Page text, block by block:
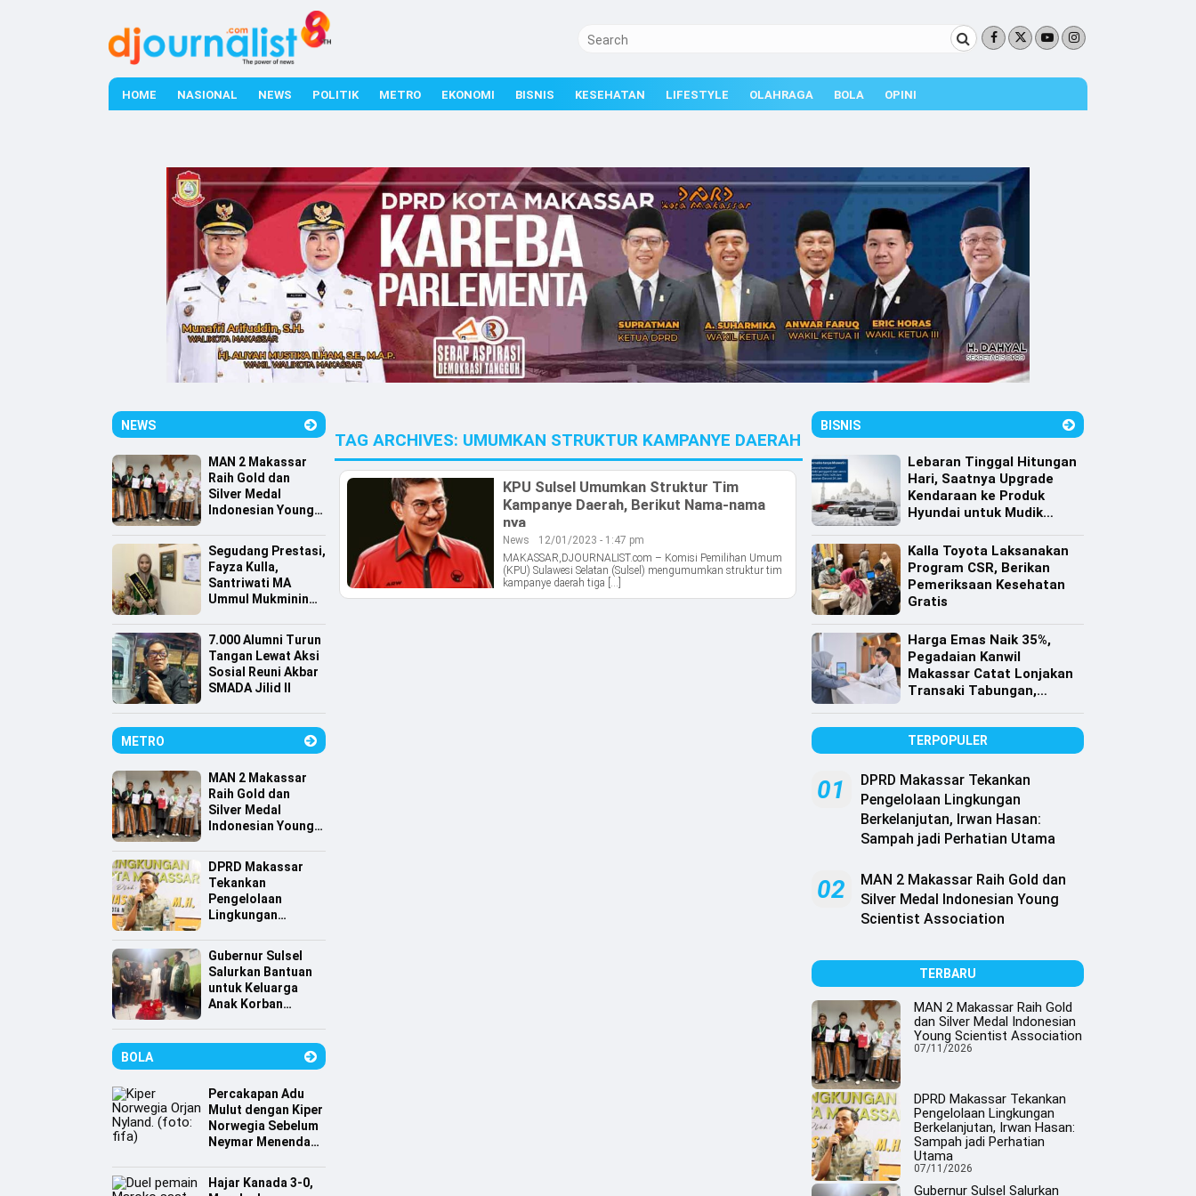
HOME NASIONAL NEWS POLITIK METRO EKONOMI BISNIS KESEHATAN LIFESTYLE OLAHRAGA BOLA OPINI
NEWS
MAN 2 Makassar
Raih Gold dan
Silver Medal
Indonesian Young
Segudang Prestasi,
Fayza Kulla,
Santriwati MA
Ummul Mukminin
Indonesia
7.000 Alumni Turun
Tangan Lewat Aksi
Sosial Reuni Akbar
SMADA Jilid II
METRO
MAN 2 Makassar
Raih Gold dan
Silver Medal
Indonesian Young
DPRD Makassar
Tekankan
Pengelolaan
Lingkungan
Sampah jadi
Perhatian Utama
Gubernur Sulsel
Salurkan Bantuan
untuk Keluarga
Anak Korban
BOLA
Percakapan Adu
Mulut dengan Kiper
Norwegia Sebelum
Neymar Menendang
Hajar Kanada 3-0,
TAG ARCHIVES: UMUMKAN STRUKTUR KAMPANYE DAERAH
KPU Sulsel Umumkan Struktur Tim
Kampanye Daerah, Berikut Nama-nama
nya
News
12/01/2023 - 1:47 pm
MAKASSAR,DJOURNALIST.com – Komisi Pemilihan Umum
(KPU) Sulawesi Selatan (Sulsel) mengumumkan struktur tim
kampanye daerah tiga […]
BISNIS
Lebaran Tinggal Hitungan
Hari, Saatnya Upgrade
Kendaraan ke Produk
Hyundai untuk Mudik
Kalla Toyota Laksanakan
Program CSR, Berikan
Pemeriksaan Kesehatan
Gratis
Harga Emas Naik 35%,
Pegadaian Kanwil
Makassar Catat Lonjakan
Transaki Tabungan,
TERPOPULER
01
DPRD Makassar Tekankan
Pengelolaan Lingkungan
Berkelanjutan, Irwan Hasan:
Sampah jadi Perhatian Utama
02
MAN 2 Makassar Raih Gold dan
Silver Medal Indonesian Young
Scientist Association
TERBARU
MAN 2 Makassar Raih Gold
dan Silver Medal Indonesian
Young Scientist Association
07/11/2026
DPRD Makassar Tekankan
Pengelolaan Lingkungan
Berkelanjutan, Irwan Hasan:
Sampah jadi Perhatian
Utama
07/11/2026
Gubernur Sulsel Salurkan